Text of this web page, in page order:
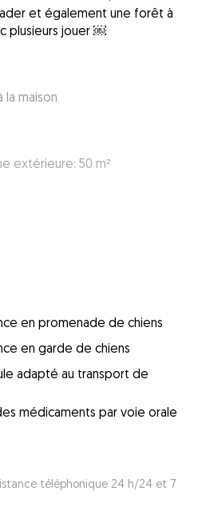
et également une forêt à
plusieurs jouer ￼
la maison
extérieure: 50 m²
en promenade de chiens
en garde de chiens
adapté au transport de
médicaments par voie orale
téléphonique 24 h/24 et 7